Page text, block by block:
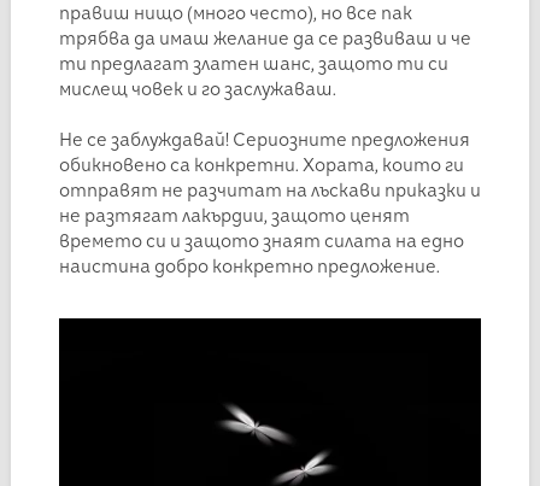
правиш нищо (много често), но все пак
трябва да имаш желание да се развиваш и че
ти предлагат златен шанс, защото ти си
мислещ човек и го заслужаваш.
Не се заблуждавай! Сериозните предложения
обикновено са конкретни. Хората, които ги
отправят не разчитат на лъскави приказки и
не разтягат лакърдии, защото ценят
времето си и защото знаят силата на едно
наистина добро конкретно предложение.